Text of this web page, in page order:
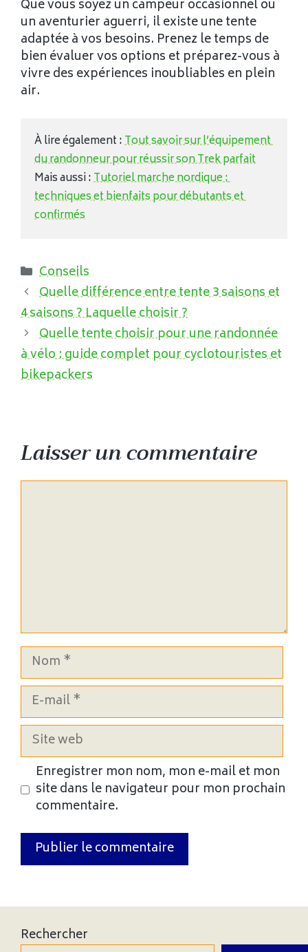
Que vous soyez un campeur occasionnel ou
un aventurier aguerri, il existe une tente
adaptée à vos besoins. Prenez le temps de
bien évaluer vos options et préparez-vous à
vivre des expériences inoubliables en plein
air.
À lire également : Tout savoir sur l’équipement
du randonneur pour réussir son Trek parfait
Mais aussi : Tutoriel marche nordique :
techniques et bienfaits pour débutants et
confirmés
Catégories
Conseils
Quelle différence entre tente 3 saisons et
4 saisons ? Laquelle choisir ?
Quelle tente choisir pour une randonnée
à vélo : guide complet pour cyclotouristes et
bikepackers
Laisser un commentaire
Commentaire
Nom
E-
mail
Site
web
Enregistrer mon nom, mon e-mail et mon
site dans le navigateur pour mon prochain
commentaire.
Rechercher